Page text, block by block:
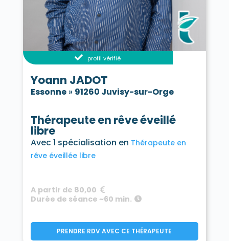
profil vérifié
Yoann JADOT
Essonne» 91260 Juvisy-sur-Orge
Thérapeute en rêve éveillé
libre
Avec 1 spécialisation en Thérapeute en
rêve éveillée libre
A partir de 80,00
Durée de séance ~60 min.
PRENDRE RDV AVEC CE THÉRAPEUTE